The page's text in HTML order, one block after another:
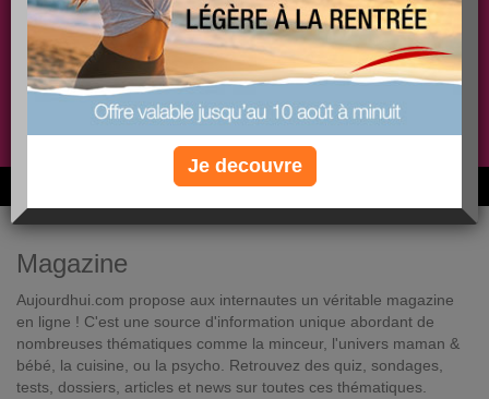
PLUS
EFFICACE
PLUS
SANTÉ
PLUS
COACHING
Non, je préfère le régime gratuit
6M de personnes ont maigri et réappris à manger avec nous
Magazine
Aujourdhui.com propose aux internautes un véritable magazine
en ligne ! C'est une source d'information unique abordant de
nombreuses thématiques comme la minceur, l'univers maman &
bébé, la cuisine, ou la psycho. Retrouvez des quiz, sondages,
tests, dossiers, articles et news sur toutes ces thématiques.
Je decouvre